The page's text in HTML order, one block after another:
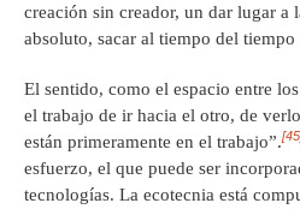
creación sin creador, un dar lugar a
absoluto, sacar al tiempo del
El sentido, como el espacio entre
el trabajo de ir hacia el otro, de
están primeramente en el trabajo”.
esfuerzo, el que puede ser
tecnologías. La ecotecnia está